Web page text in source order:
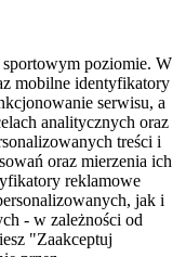
sportowym poziomie. W
mobilne identyfikatory
serwisu, a
analitycznych oraz
treści i
oraz mierzenia ich
reklamowe
jak i
- w zależności od
"Zaakceptuj